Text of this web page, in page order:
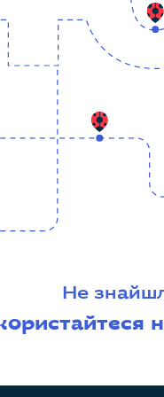
Не